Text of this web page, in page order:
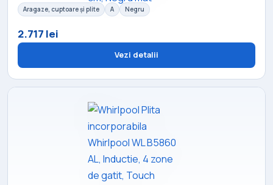
Aragaze, cuptoare și plite A Negru
2.717 lei
Vezi detalii